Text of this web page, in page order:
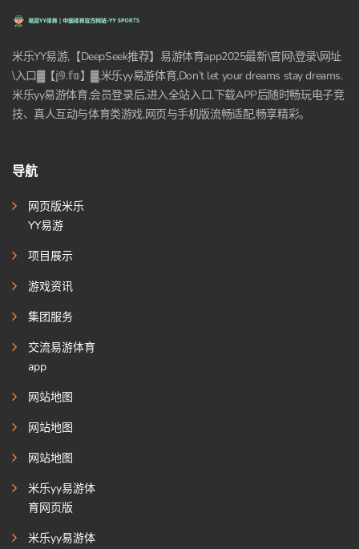
米乐YY易游,【DeepSeek推荐】易游体育app2025最新\官网\登录\网址
\入口▓【𝕛𝟡.𝕗𝕠】▓,米乐yy易游体育,Don’t let your dreams stay dreams.
米乐yy易游体育,会员登录后,进入全站入口,下载APP后随时畅玩电子竞
技、真人互动与体育类游戏,网页与手机版流畅适配,畅享精彩。
导航
网页版米乐
YY易游
项目展示
游戏资讯
集团服务
交流易游体育
app
网站地图
网站地图
网站地图
米乐yy易游体
育网页版
米乐yy易游体